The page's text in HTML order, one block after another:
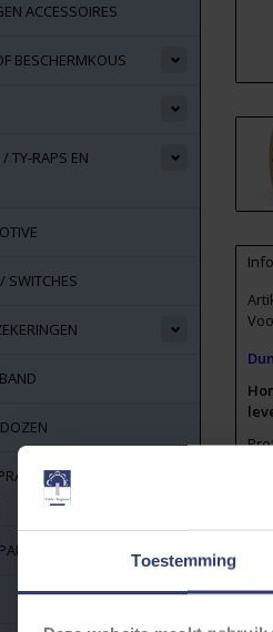
Toestemming
ACCESSOIRES
BESCHERMKOUS
TY-RAPS EN
SWITCHES
LIJM EN